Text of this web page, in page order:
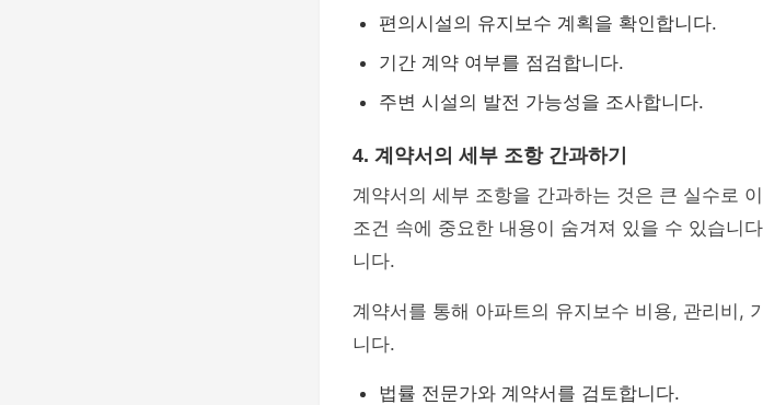
편의시설의 유지보수 계획을 확인합니다.
기간 계약 여부를 점검합니다.
주변 시설의 발전 가능성을 조사합니다.
4. 계약서의 세부 조항 간과하기
계약서의 세부 조항을 간과하는 것은 큰 실수로
조건 속에 중요한 내용이 숨겨져 있을 수 있습니
니다.
계약서를 통해 아파트의 유지보수 비용, 관리비,
니다.
법률 전문가와 계약서를 검토합니다.